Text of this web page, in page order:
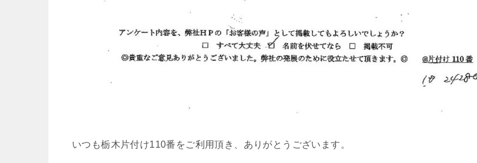
いつも栃木片付け110番をご利用頂き、ありがとうございます。